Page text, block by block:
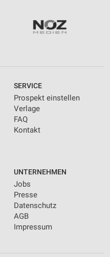
SERVICE
Prospekt einstellen
Verlage
FAQ
Kontakt
UNTERNEHMEN
Jobs
Presse
Datenschutz
AGB
Impressum